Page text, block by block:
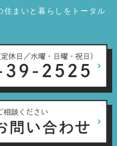
住まいと暮らしをトータル